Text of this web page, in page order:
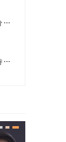
叶康杰：彝汉姓名命名方式比较分析——以20世纪80年代后彝汉姓名为例 ... ...
令狐雅琪：《武定彝族婚姻礼俗诗》生态文化研究